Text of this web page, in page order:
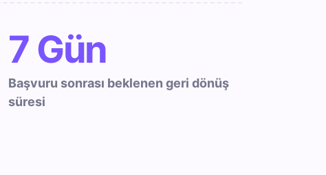
7 Gün
Başvuru sonrası beklenen geri dönüş
süresi